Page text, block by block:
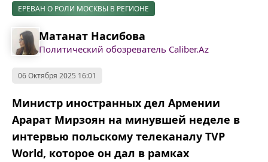
ЕРЕВАН О РОЛИ МОСКВЫ В РЕГИОНЕ
Матанат Насибова
Политический обозреватель Caliber.Az
06 Октября 2025 16:01
Министр иностранных дел Армении
Арарат Мирзоян на минувшей неделе в
интервью польскому телеканалу TVP
World, которое он дал в рамках